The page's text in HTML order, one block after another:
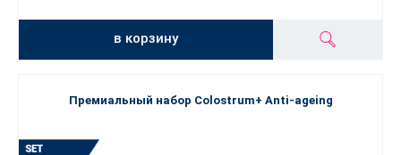
в корзину
Премиальный набор Colostrum+ Anti-ageing